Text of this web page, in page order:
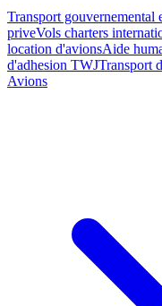
Transport gouvernemental
priveVols charters
location d'avionsAide
d'adhesion TWJTransport
Avions